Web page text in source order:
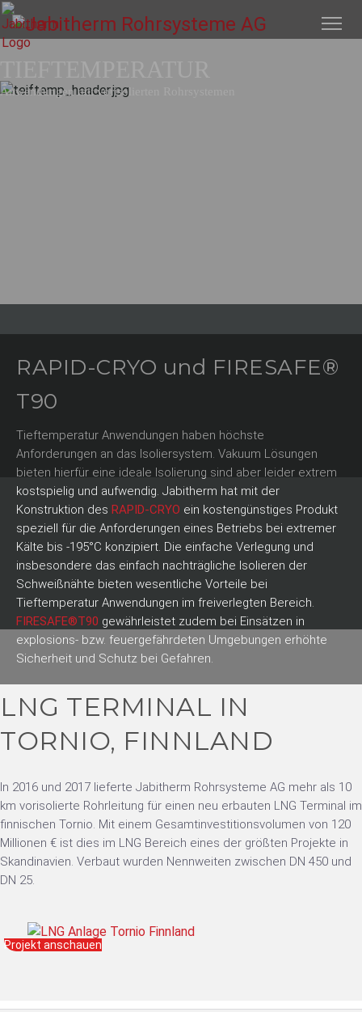
Anwendungen mit vorisolierten Rohrsystemen
RAPID-CRYO und FIRESAFE®
T90
Tieftemperatur Anwendungen haben höchste
Anforderungen an das Isoliersystem. Vakuum Lösungen
bieten hierfür eine ideale Isolierung sind aber leider extrem
kostspielig und aufwendig. Jabitherm hat mit der
Konstruktion des RAPID-CRYO ein kostengünstiges Produkt
speziell für die Anforderungen eines Betriebs bei extremer
Kälte bis -195°C konzipiert. Die einfache Verlegung und
insbesondere das einfach nachträgliche Isolieren der
Schweißnähte bieten wesentliche Vorteile bei
Tieftemperatur Anwendungen im freiverlegten Bereich.
FIRESAFE®T90 gewährleistet zudem bei Einsätzen in
explosions- bzw. feuergefährdeten Umgebungen erhöhte
Sicherheit und Schutz bei Gefahren.
LNG TERMINAL IN
TORNIO, FINNLAND
In 2016 und 2017 lieferte Jabitherm Rohrsysteme AG mehr als 10
km vorisolierte Rohrleitung für einen neu erbauten LNG Terminal im
finnischen Tornio. Mit einem Gesamtinvestitionsvolumen von 120
Millionen € ist dies im LNG Bereich eines der größten Projekte in
Skandinavien. Verbaut wurden Nennweiten zwischen DN 450 und
DN 25.
Projekt anschauen